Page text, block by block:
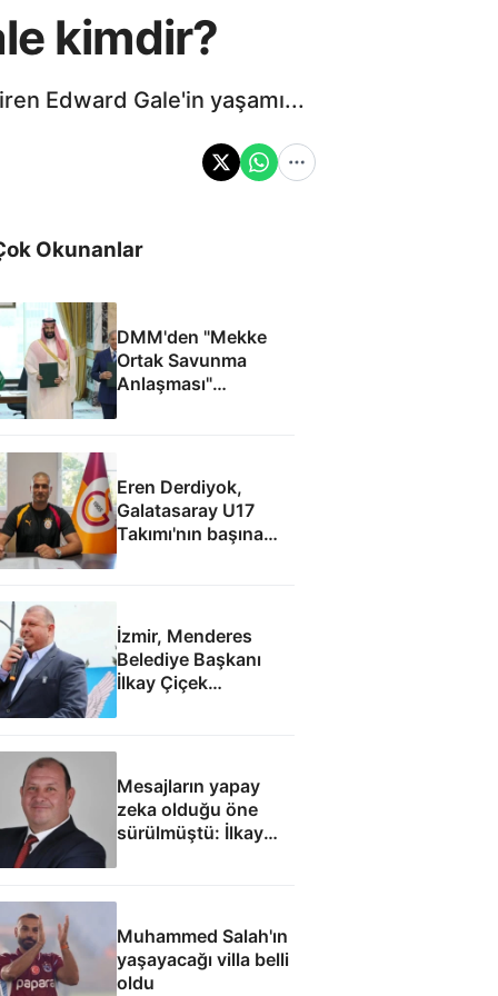
kimdir?
Edward Gale'in yaşamı...
Okunanlar
DMM'den "Mekke
Ortak Savunma
Anlaşması"
iddialarına yalanlama
Eren Derdiyok,
Galatasaray U17
Takımı'nın başına
geçti
İzmir, Menderes
Belediye Başkanı
İlkay Çiçek
Mesajların yapay
zeka olduğu öne
sürülmüştü: İlkay
Muhammed Salah'ın
yaşayacağı villa belli
oldu